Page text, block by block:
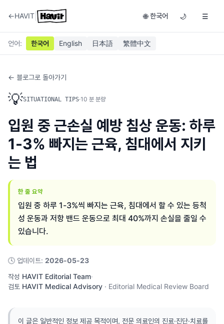
←HAVIT 🌐 한국어 🌙 ☰
언어: 한국어 English 日本語 繁體中文
← 블로그로 돌아가기
💡SITUATIONAL TIPS·10 분 분량
입원 중 근손실 예방 침상 운동: 하루
1-3% 빠지는 근육, 침대에서 지키
는 법
한 줄 요약
입원 중 하루 1-3%씩 빠지는 근육, 침대에서 할 수 있는 등척
성 운동과 저항 밴드 운동으로 최대 40%까지 손실을 줄일 수
있습니다.
🕓 업데이트: 2026-05-23
작성 HAVIT Editorial Team·
검토 HAVIT Medical Advisory · Editorial Medical Review Board
이 글은 일반적인 정보 제공 목적이며, 전문 의료인의 진료·진단·치료를